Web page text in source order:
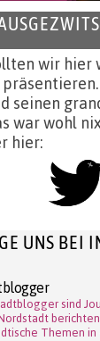
wir hier
seinen
war wohl
hier:
UNS BEI
sind
Themen in